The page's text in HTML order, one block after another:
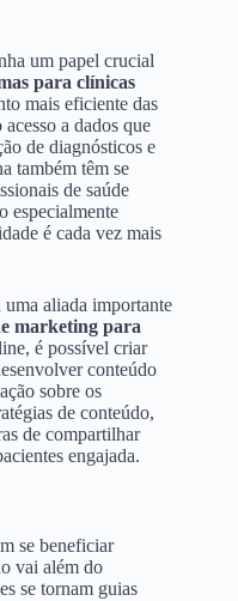
um papel crucial
para clínicas
mais eficiente das
a dados que
de diagnósticos e
também têm se
de saúde
especialmente
é cada vez mais
aliada importante
marketing para
é possível criar
conteúdo
sobre os
de conteúdo,
de compartilhar
engajada.
se beneficiar
vai além do
se tornam guias